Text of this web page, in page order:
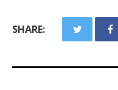
SHARE: